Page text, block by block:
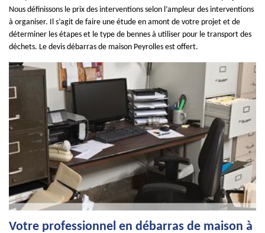
Nous définissons le prix des interventions selon l’ampleur des interventions
à organiser. Il s’agit de faire une étude en amont de votre projet et de
déterminer les étapes et le type de bennes à utiliser pour le transport des
déchets. Le devis débarras de maison Peyrolles est offert.
Votre professionnel en débarras de maison à